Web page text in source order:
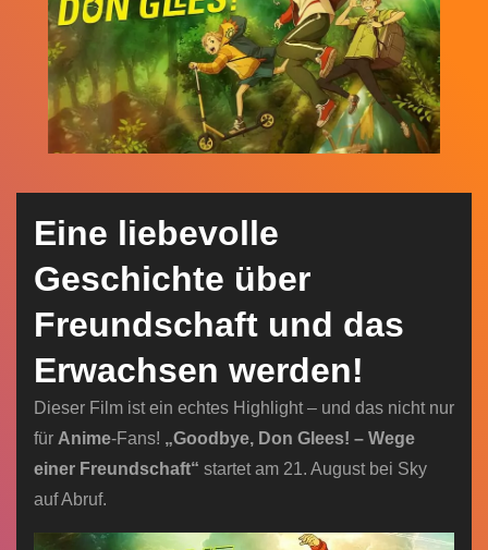
Eine liebevolle
Geschichte über
Freundschaft und das
Erwachsen werden!
Dieser Film ist ein echtes Highlight – und das nicht nur
für Anime-Fans! „Goodbye, Don Glees! – Wege
einer Freundschaft“ startet am 21. August bei Sky
auf Abruf.